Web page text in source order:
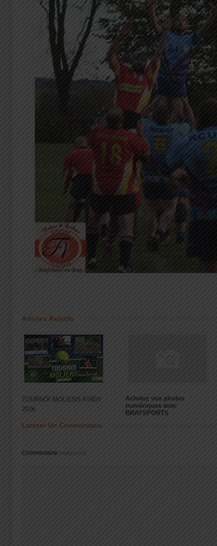
Articles Relatifs
TOURNOI MOLIENS KINDY
2026
Achetez vos photos
numériques avec
BRAYSPORTS
Laisser Un Commentaire
Commentaire (obligatoire)